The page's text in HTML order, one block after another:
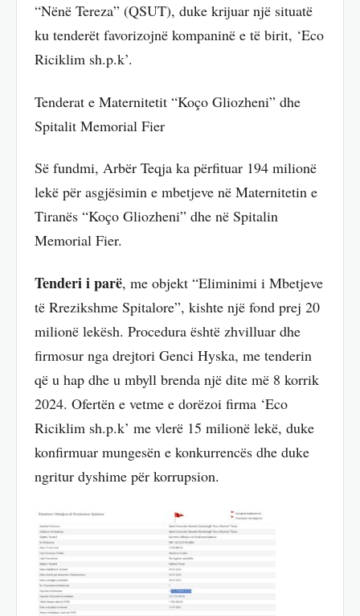
“Nënë Tereza” (QSUT), duke krijuar një situatë
ku tenderët favorizojnë kompaninë e të birit, ‘Eco
Riciklim sh.p.k’.
Tenderat e Maternitetit “Koço Gliozheni” dhe
Spitalit Memorial Fier
Së fundmi, Arbër Teqja ka përfituar 194 milionë
lekë për asgjësimin e mbetjeve në Maternitetin e
Tiranës “Koço Gliozheni” dhe në Spitalin
Memorial Fier.
Tenderi i parë, me objekt “Eliminimi i Mbetjeve
të Rrezikshme Spitalore”, kishte një fond prej 20
milionë lekësh. Procedura është zhvilluar dhe
firmosur nga drejtori Genci Hyska, me tenderin
që u hap dhe u mbyll brenda një dite më 8 korrik
2024. Ofertën e vetme e dorëzoi firma ‘Eco
Riciklim sh.p.k’ me vlerë 15 milionë lekë, duke
konfirmuar mungesën e konkurrencës dhe duke
ngritur dyshime për korrupsion.